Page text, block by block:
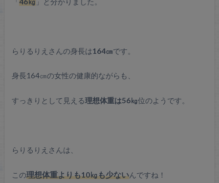
らりるりえさんの身長は164㎝です。
身長164㎝の女性の健康的ながらも、
すっきりとして見える理想体重は56㎏位のようです。
らりるりえさんは、
この理想体重よりも10㎏も少ないんですね！